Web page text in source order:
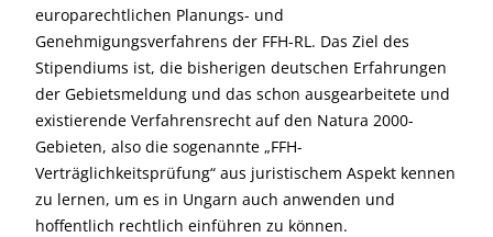
europarechtlichen Planungs- und
Genehmigungsverfahrens der FFH-RL. Das Ziel des
Stipendiums ist, die bisherigen deutschen Erfahrungen
der Gebietsmeldung und das schon ausgearbeitete und
existierende Verfahrensrecht auf den Natura 2000-
Gebieten, also die sogenannte „FFH-
Verträglichkeitsprüfung“ aus juristischem Aspekt kennen
zu lernen, um es in Ungarn auch anwenden und
hoffentlich rechtlich einführen zu können.